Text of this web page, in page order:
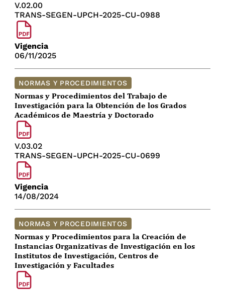
V.02.00
TRANS-SEGEN-UPCH-2025-CU-0988
Vigencia
06/11/2025
NORMAS Y PROCEDIMIENTOS
Normas y Procedimientos del Trabajo de
Investigación para la Obtención de los Grados
Académicos de Maestría y Doctorado
V.03.02
TRANS-SEGEN-UPCH-2025-CU-0699
Vigencia
14/08/2024
NORMAS Y PROCEDIMIENTOS
Normas y Procedimientos para la Creación de
Instancias Organizativas de Investigación en los
Institutos de Investigación, Centros de
Investigación y Facultades